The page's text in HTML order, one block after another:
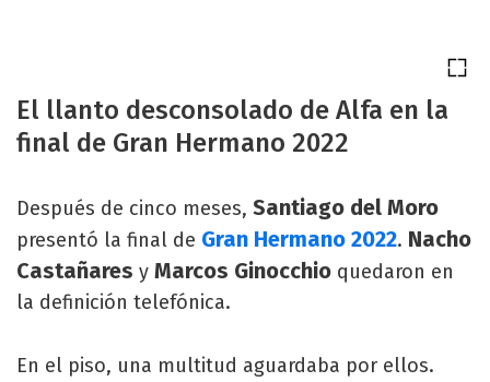
El llanto desconsolado de Alfa en la
final de Gran Hermano 2022
Después de cinco meses, Santiago del Moro
presentó la final de Gran Hermano 2022. Nacho
Castañares y Marcos Ginocchio quedaron en
la definición telefónica.
En el piso, una multitud aguardaba por ellos.